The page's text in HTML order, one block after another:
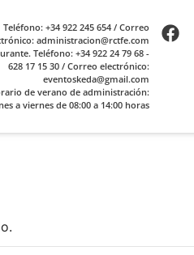
Teléfono: +34 922 245 654 / Correo
administracion@rctfe.com
Teléfono: +34 922 24 79 68 -
628 17 15 30 / Correo electrónico:
eventoskeda@gmail.com
de verano de administración:
a viernes de 08:00 a 14:00 horas